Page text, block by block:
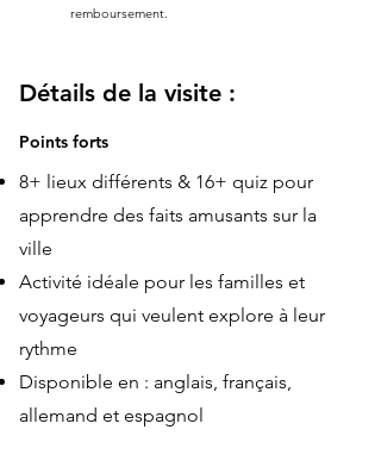
remboursement.
Détails de la visite :
Points forts
8+ lieux différents & 16+ quiz pour
apprendre des faits amusants sur la
ville
Activité idéale pour les familles et
voyageurs qui veulent explore à leur
rythme
Disponible en : anglais, français,
allemand et espagnol